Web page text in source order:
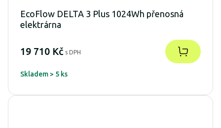
EcoFlow DELTA 3 Plus 1024Wh přenosná
elektrárna
19 710 Kč s DPH
Skladem > 5 ks